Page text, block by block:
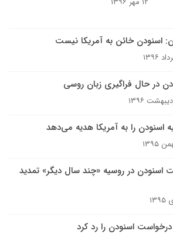
اسنودن خائن به آمریکا نیست
در حال فراگیری زبان روسی
اسنودن را به آمریکا هدیه می‌دهد
اسنودن در روسیه «چند سال دیگر» تمدید
درخواست اسنودن را رد کرد